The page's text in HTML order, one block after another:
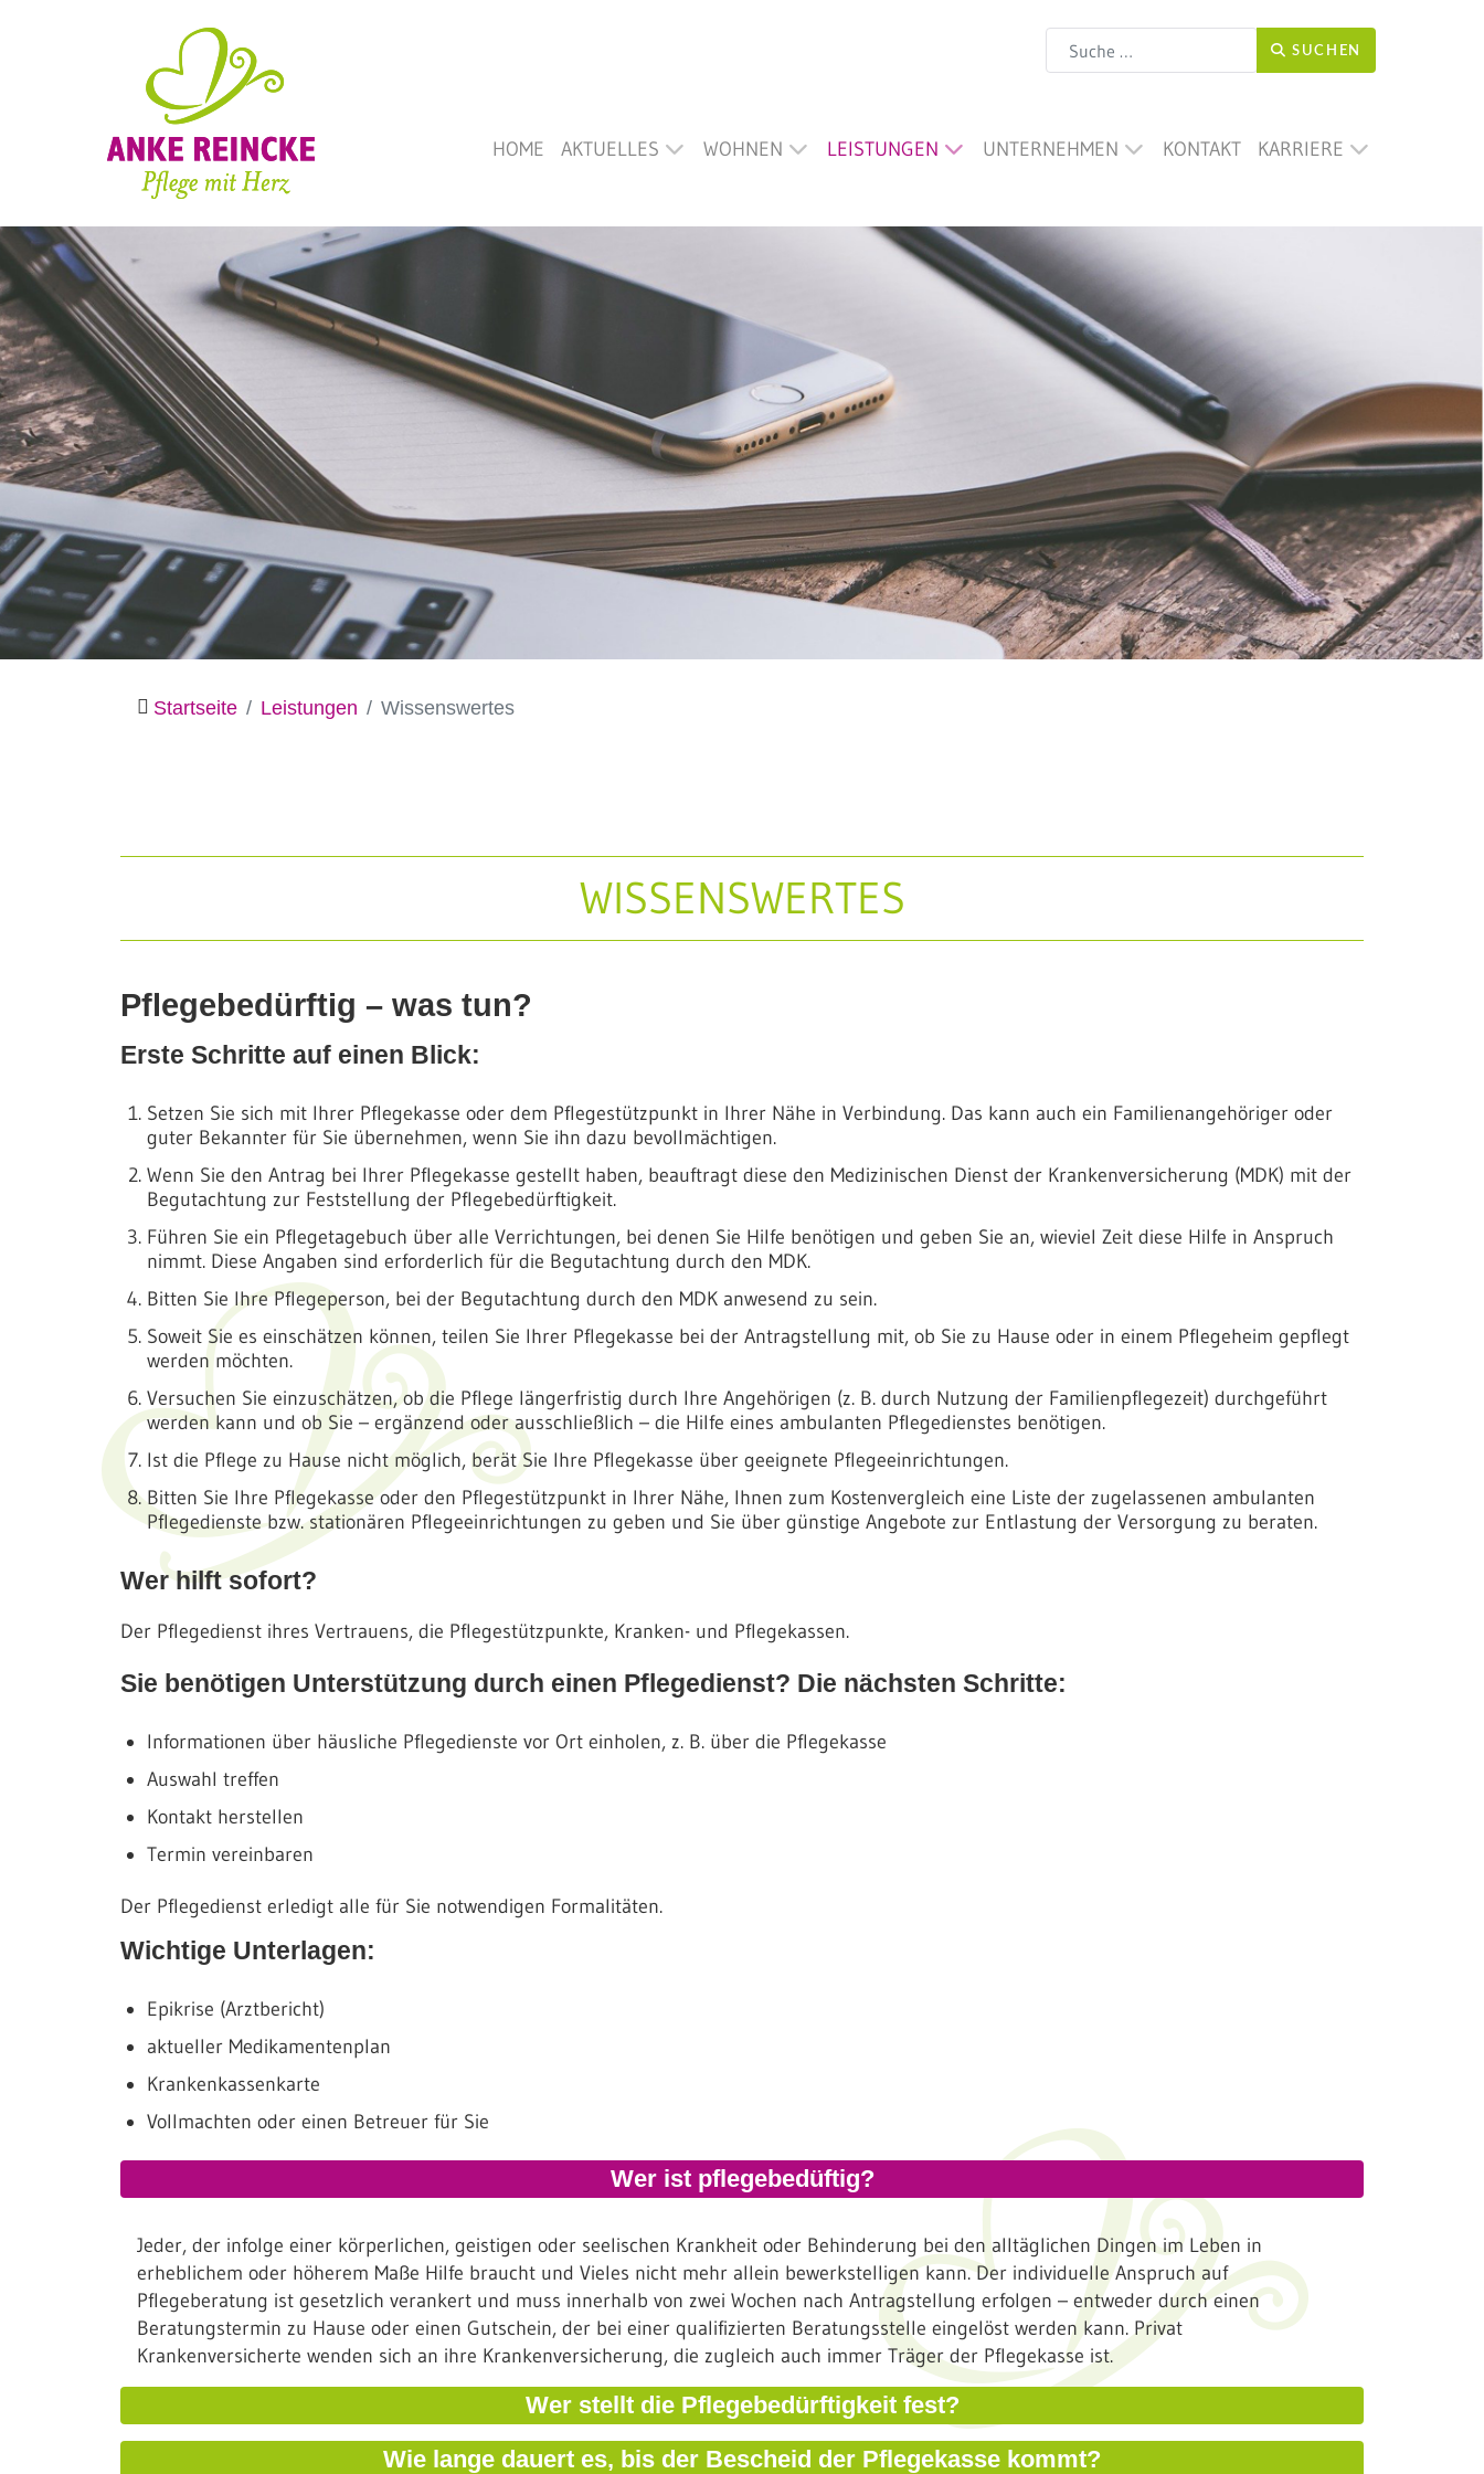
Suchen SUCHEN
HOME AKTUELLES WOHNEN LEISTUNGEN UNTERNEHMEN KONTAKT KARRIERE
Startseite Leistungen Wissenswertes
WISSENSWERTES
Pflegebedürftig – was tun?
Erste Schritte auf einen Blick:
Setzen Sie sich mit Ihrer Pflegekasse oder dem Pflegestützpunkt in Ihrer Nähe in Verbindung. Das kann auch ein Familienangehöriger oder
guter Bekannter für Sie übernehmen, wenn Sie ihn dazu bevollmächtigen.
Wenn Sie den Antrag bei Ihrer Pflegekasse gestellt haben, beauftragt diese den Medizinischen Dienst der Krankenversicherung (MDK) mit der
Begutachtung zur Feststellung der Pflegebedürftigkeit.
Führen Sie ein Pflegetagebuch über alle Verrichtungen, bei denen Sie Hilfe benötigen und geben Sie an, wieviel Zeit diese Hilfe in Anspruch
nimmt. Diese Angaben sind erforderlich für die Begutachtung durch den MDK.
Bitten Sie Ihre Pflegeperson, bei der Begutachtung durch den MDK anwesend zu sein.
Soweit Sie es einschätzen können, teilen Sie Ihrer Pflegekasse bei der Antragstellung mit, ob Sie zu Hause oder in einem Pflegeheim gepflegt
werden möchten.
Versuchen Sie einzuschätzen, ob die Pflege längerfristig durch Ihre Angehörigen (z. B. durch Nutzung der Familienpflegezeit) durchgeführt
werden kann und ob Sie – ergänzend oder ausschließlich – die Hilfe eines ambulanten Pflegedienstes benötigen.
Ist die Pflege zu Hause nicht möglich, berät Sie Ihre Pflegekasse über geeignete Pflegeeinrichtungen.
Bitten Sie Ihre Pflegekasse oder den Pflegestützpunkt in Ihrer Nähe, Ihnen zum Kostenvergleich eine Liste der zugelassenen ambulanten
Pflegedienste bzw. stationären Pflegeeinrichtungen zu geben und Sie über günstige Angebote zur Entlastung der Versorgung zu beraten.
Wer hilft sofort?
Der Pflegedienst ihres Vertrauens, die Pflegestützpunkte, Kranken- und Pflegekassen.
Sie benötigen Unterstützung durch einen Pflegedienst? Die nächsten Schritte:
Informationen über häusliche Pflegedienste vor Ort einholen, z. B. über die Pflegekasse
Auswahl treffen
Kontakt herstellen
Termin vereinbaren
Der Pflegedienst erledigt alle für Sie notwendigen Formalitäten.
Wichtige Unterlagen:
Epikrise (Arztbericht)
aktueller Medikamentenplan
Krankenkassenkarte
Vollmachten oder einen Betreuer für Sie
Wer ist pflegebedüftig?
Jeder, der infolge einer körperlichen, geistigen oder seelischen Krankheit oder Behinderung bei den alltäglichen Dingen im Leben in
erheblichem oder höherem Maße Hilfe braucht und Vieles nicht mehr allein bewerkstelligen kann. Der individuelle Anspruch auf
Pflegeberatung ist gesetzlich verankert und muss innerhalb von zwei Wochen nach Antragstellung erfolgen – entweder durch einen
Beratungstermin zu Hause oder einen Gutschein, der bei einer qualifizierten Beratungsstelle eingelöst werden kann. Privat
Krankenversicherte wenden sich an ihre Krankenversicherung, die zugleich auch immer Träger der Pflegekasse ist.
Wer stellt die Pflegebedürftigkeit fest?
Wie lange dauert es, bis der Bescheid der Pflegekasse kommt?